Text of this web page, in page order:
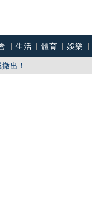
生活 體育 娛樂
出！
憲政作為